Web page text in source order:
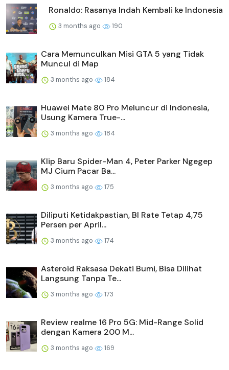
Ronaldo: Rasanya Indah Kembali ke Indonesia
3 months ago 190
Cara Memunculkan Misi GTA 5 yang Tidak
Muncul di Map
3 months ago 184
Huawei Mate 80 Pro Meluncur di Indonesia,
Usung Kamera True-...
3 months ago 184
Klip Baru Spider-Man 4, Peter Parker Ngegep
MJ Cium Pacar Ba...
3 months ago 175
Diliputi Ketidakpastian, BI Rate Tetap 4,75
Persen per April...
3 months ago 174
Asteroid Raksasa Dekati Bumi, Bisa Dilihat
Langsung Tanpa Te...
3 months ago 173
Review realme 16 Pro 5G: Mid-Range Solid
dengan Kamera 200 M...
3 months ago 169